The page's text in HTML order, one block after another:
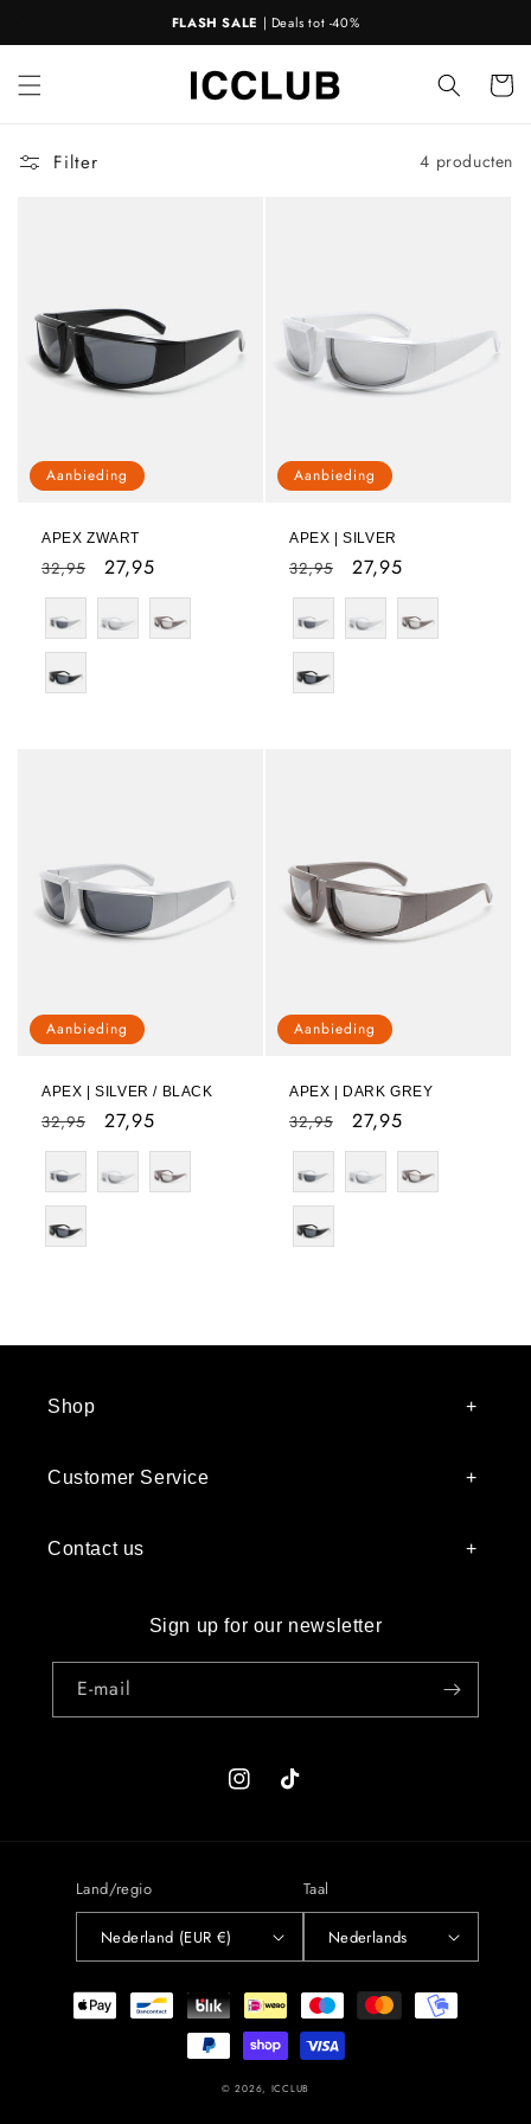
content
FLASH SALE | Deals tot -40%
Filter 4 producten
Aanbieding
APEX ZWART
Normale
prijs
32,95 Aanbiedingsprijs
27,95
Color
Aanbieding
APEX | SILVER
Normale
prijs
32,95 Aanbiedingsprijs
27,95
Color
Aanbieding
APEX | SILVER / BLACK
Normale
prijs
32,95 Aanbiedingsprijs
27,95
Color
Aanbieding
APEX | DARK GREY
Normale
prijs
32,95 Aanbiedingsprijs
27,95
Color
Shop
Customer Service
Contact us
Sign up for our newsletter
E‑mail
InstagramTikTok
Land/regio
Nederland (EUR €)
Taal
Nederlands
Betaalmethoden
© 2026, ICCLUB